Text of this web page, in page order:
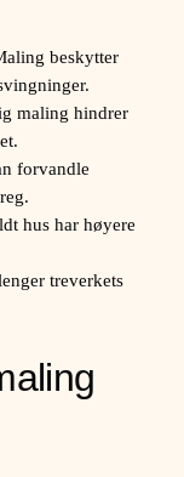
beskytter
maling hindrer
forvandle
hus har høyere
treverkets